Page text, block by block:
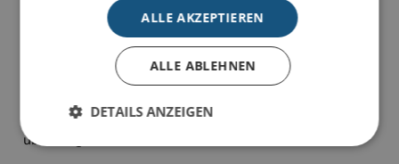
Alle Premium-Karten setzen Ihre Weihnachtsgrüße
aufwendige Veredelungenperfekt in Szene.
Unsere Karten-Kollektion für hohe Ansprüche wird
ausschließlich auf
hochwertigen Naturkartons
changierende Glitterkartons und haptisch
überzeugende Strukturkartons stehen zur Auswahl.
ALLE AKZEPTIEREN
ALLE ABLEHNEN
DETAILS ANZEIGEN